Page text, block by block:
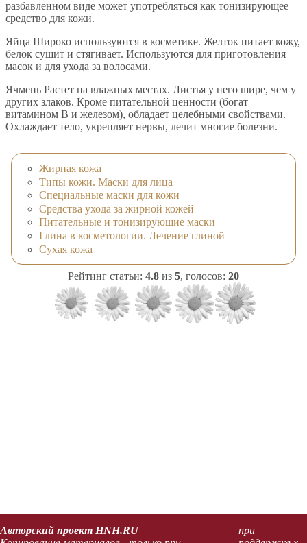
разбавленном виде может употребляться как тонизирующее
средство для кожи.
Яйца Широко используются в косметике. Желток питает кожу,
белок сушит и стягивает. Используются для приготовления
масок и для ухода за волосами.
Ячмень Растет на влажных местах. Листья у него шире, чем у
других злаков. Кроме питательной ценности (богат
витамином В и железом), обладает целебными свойствами.
Охлаждает тело, укрепляет нервы, лечит многие болезни.
Жирная кожа
Типы кожи. Маски для лица
Специальные маски для кожи
Средства ухода за жирной кожей
Питательные и тонизирующие маски
Глина в косметологии. Лечение глиной
Сухая кожа
Рейтинг статьи: 4.8 из 5, голосов: 20
Авторский проект HNH.RU
при